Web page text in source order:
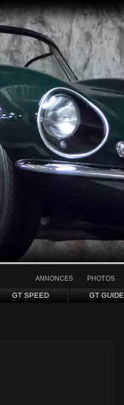
ANNONCES PHOTOS
GT SPEED GT GUIDE